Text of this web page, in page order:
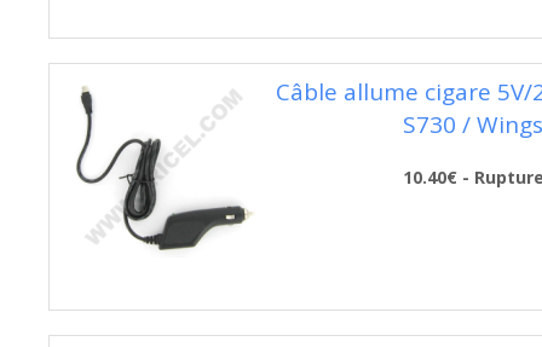
Câble allume cigare 5V/
S730 / Wings
10.40€ -